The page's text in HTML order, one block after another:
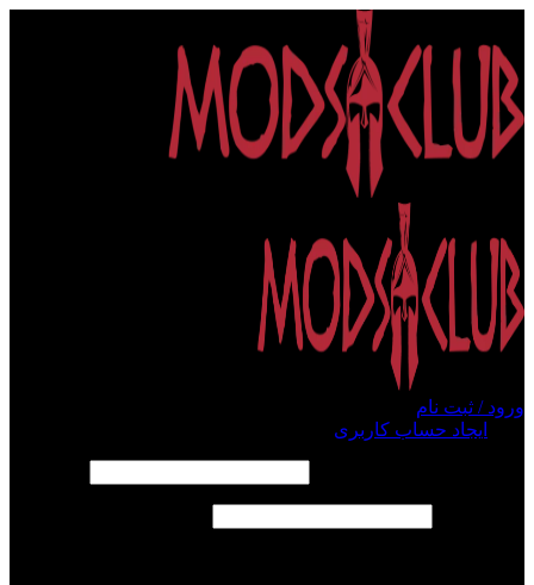
ورود / ثبت نام
ایجاد حساب کاربری